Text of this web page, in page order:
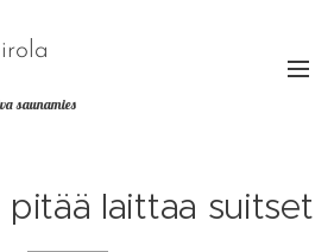
pitää laittaa suitset